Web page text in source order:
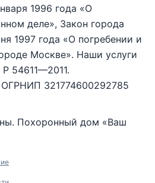
Похоронный дом «Ваш
1996 года «О
деле», Закон города
1997 года «О погребении и
Москве». Наши услуги
54611—2011.
321774600292785